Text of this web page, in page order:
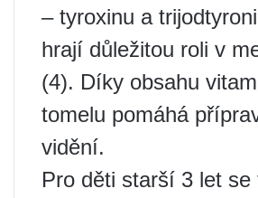
– tyroxinu a
hrají důležitou roli v
(4). Díky obsahu
tomelu pomáhá
vidění.
Pro děti starší 3 let se